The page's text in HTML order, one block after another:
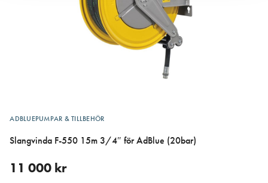
ADBLUEPUMPAR & TILLBEHÖR
Slangvinda F-550 15m 3/4″ för AdBlue (20bar)
11 000 kr